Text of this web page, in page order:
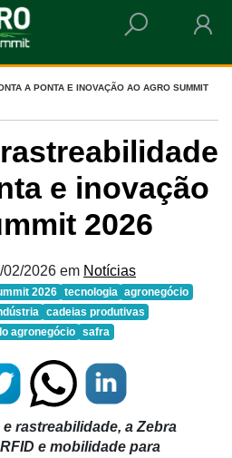
A PONTA E INOVAÇÃO AO AGRO SUMMIT
e inovação
2026
02/2026 em Notícias
2026 tecnologia agronegócio
cadeias produtivas
agronegócio safra
rastreabilidade, a Zebra
e mobilidade para